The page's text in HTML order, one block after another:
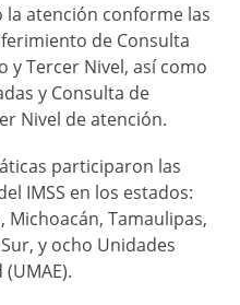
atención conforme las
de Consulta
y Tercer Nivel, así como
y Consulta de
Nivel de atención.
participaron las
IMSS en los estados:
Michoacán, Tamaulipas,
y ocho Unidades